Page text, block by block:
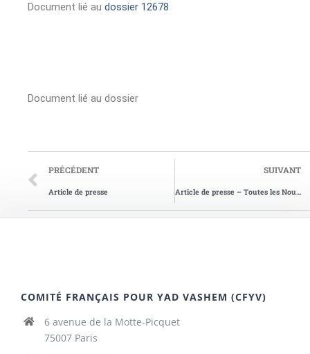
Document lié au dossier 12678
Document lié au dossier
PRÉCÉDENT
Article de presse
SUIVANT
Article de presse – Toutes les Nouvelles du 24/06/2015
COMITÉ FRANÇAIS POUR YAD VASHEM (CFYV)
6 avenue de la Motte-Picquet
75007 Paris